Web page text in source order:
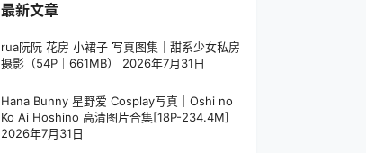
最新文章
rua阮阮 花房 小裙子 写真图集｜甜系少女私房
摄影（54P｜661MB）
2026年7月31日
Hana Bunny 星野爱 Cosplay写真｜Oshi no
Ko Ai Hoshino 高清图片合集[18P-234.4M]
2026年7月31日